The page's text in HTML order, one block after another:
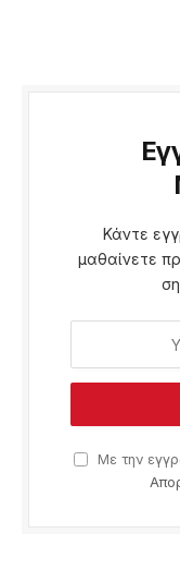
Κάντε
μαθαίνετε
Με την